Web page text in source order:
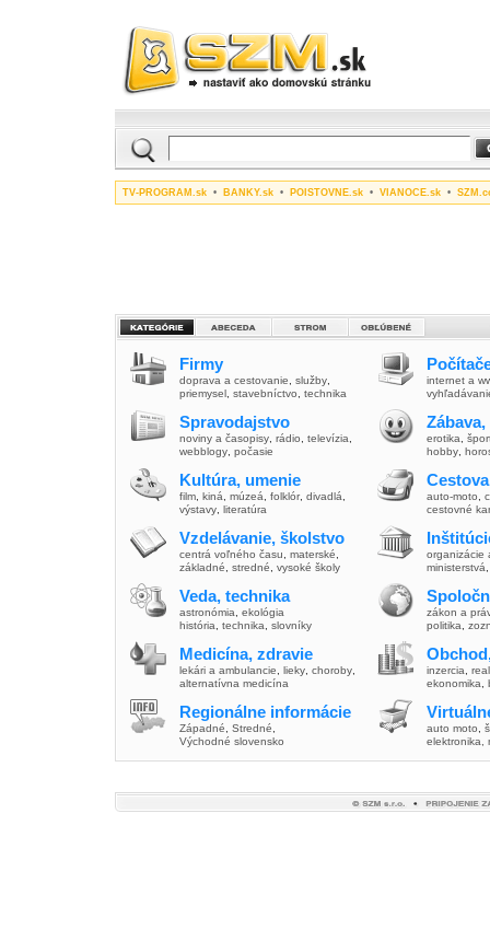
TV-PROGRAM.sk • BANKY.sk • POISTOVNE.sk • VIANOCE.sk •
Firmy
doprava a cestovanie služby
priemysel stavebníctvo technika
Spravodajstvo
noviny a časopisy rádio televízia
webblogy počasie
Kultúra, umenie
film kiná múzeá folklór, divadlá
výstavy literatúra
Vzdelávanie, školstvo
centrá voľného času materské
základné
stredné vysoké školy
Veda, technika
astronómia
ekológia
história
technika slovníky
Medicína, zdravie
lekári a ambulancie lieky choroby
alternatívna medicína
Regionálne informácie
Západné Stredné
Východné slovensko
internet a
erotika
hobby
auto-moto
cestovné
organizácie
ministerstvá
zákon a
politika
inzercia
ekonomika
auto moto
elektronika,